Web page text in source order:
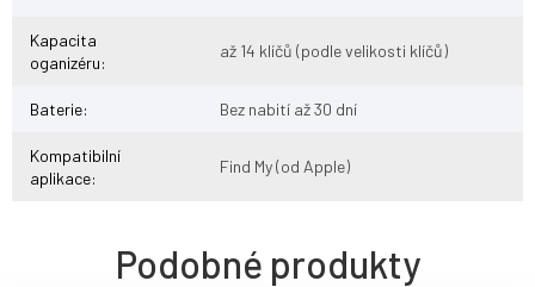
Kapacita
oganizéru:
až 14 klíčů (podle velikosti klíčů)
Baterie: Bez nabití až 30 dní
Kompatibilní
aplikace:
Find My (od Apple)